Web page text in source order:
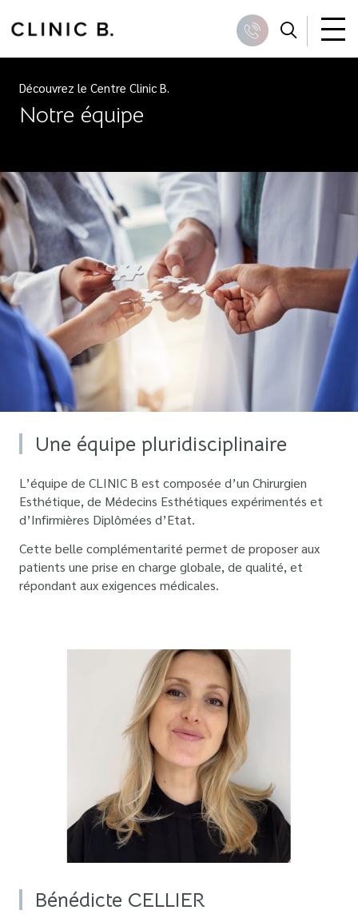
to
Appeler
Découvrez le Centre Clinic B.
Notre équipe
Une équipe pluridisciplinaire
L’équipe de CLINIC B est composée d’un Chirurgien
Esthétique, de Médecins Esthétiques expérimentés et
d’Infirmières Diplômées d’Etat.
Cette belle complémentarité permet de proposer aux
patients une prise en charge globale, de qualité, et
répondant aux exigences médicales.
Bénédicte CELLIER